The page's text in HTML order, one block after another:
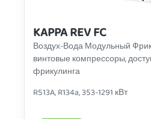
KAPPA REV FC
Воздух-Вода Модульный
винтовые компрессоры,
фрикулинга
R513A, R134a, 353-1291 кВт